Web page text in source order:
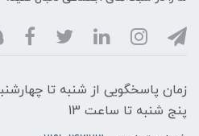
پنج شنبه تا ساعت 13